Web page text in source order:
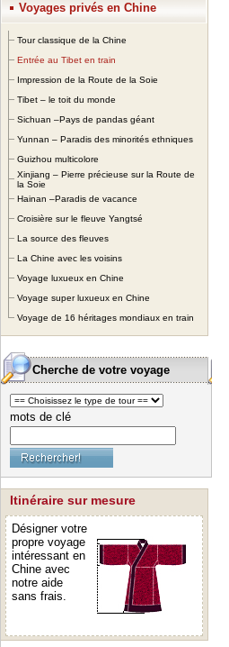
Voyages privés en Chine
Tour classique de la Chine
Entrée au Tibet en train
Impression de la Route de la Soie
Tibet – le toit du monde
Sichuan –Pays de pandas géant
Yunnan – Paradis des minorités ethniques
Guizhou multicolore
Xinjiang – Pierre précieuse sur la Route de
la Soie
Hainan –Paradis de vacance
Croisière sur le fleuve Yangtsé
La source des fleuves
La Chine avec les voisins
Voyage luxueux en Chine
Voyage super luxueux en Chine
Voyage de 16 héritages mondiaux en train
Cherche de votre voyage
mots de clé
Itinéraire sur mesure
Désigner votre
propre voyage
intéressant en
Chine avec
notre aide
sans frais.